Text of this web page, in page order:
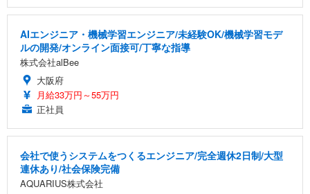
AIエンジニア・機械学習エンジニア/未経験OK/機械学習モデ
ルの開発/オンライン面接可/丁寧な指導
株式会社alBee
大阪府
月給33万円～55万円
正社員
会社で使うシステムをつくるエンジニア/完全週休2日制/大型
連休あり/社会保険完備
AQUARIUS株式会社